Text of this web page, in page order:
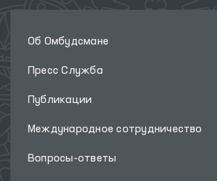
Об Омбудсмане
Пресс Служба
Публикации
Международное сотрудничество
Вопросы-ответы